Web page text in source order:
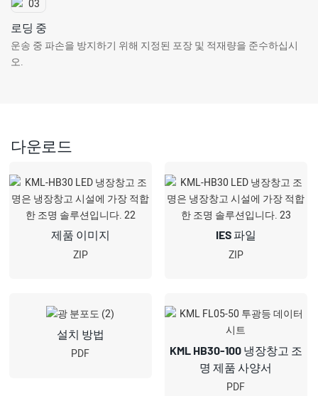
로딩 중
운송 중 파손을 방지하기 위해 지정된 포장 및 적재량을 준수하십시
오.
다운로드
제품 이미지
ZIP
IES 파일
ZIP
설치 방법
PDF
KML HB30-100 냉장창고 조
명 제품 사양서
PDF